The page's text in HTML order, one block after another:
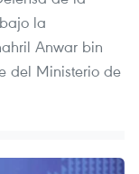
la
Anwar bin
del Ministerio de